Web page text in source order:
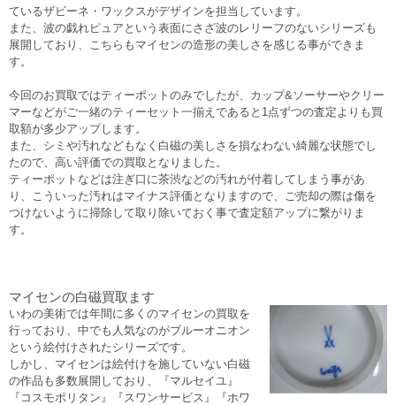
ているザビーネ・ワックスがデザインを担当しています。
また、波の戯れピュアという表面にさざ波のレリーフのないシリーズも
展開しており、こちらもマイセンの造形の美しさを感じる事ができま
す。
今回のお買取ではティーポットのみでしたが、カップ&ソーサーやクリー
マーなどがご一緒のティーセット一揃えであると1点ずつの査定よりも買
取額が多少アップします。
また、シミや汚れなどもなく白磁の美しさを損なわない綺麗な状態でし
たので、高い評価での買取となりました。
ティーポットなどは注ぎ口に茶渋などの汚れが付着してしまう事があ
り、こういった汚れはマイナス評価となりますので、ご売却の際は傷を
つけないように掃除して取り除いておく事で査定額アップに繋がりま
す。
マイセンの白磁買取ます
いわの美術では年間に多くのマイセンの買取を
行っており、中でも人気なのがブルーオニオン
という絵付けされたシリーズです。
しかし、マイセンは絵付けを施していない白磁
の作品も多数展開しており、『マルセイユ』
『コスモポリタン』『スワンサービス』『ホワ